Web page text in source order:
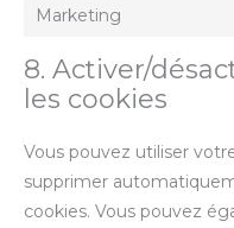
Marketing
8. Activer/
les cookies
Vous pouvez utiliser
supprimer
cookies. Vous pouvez